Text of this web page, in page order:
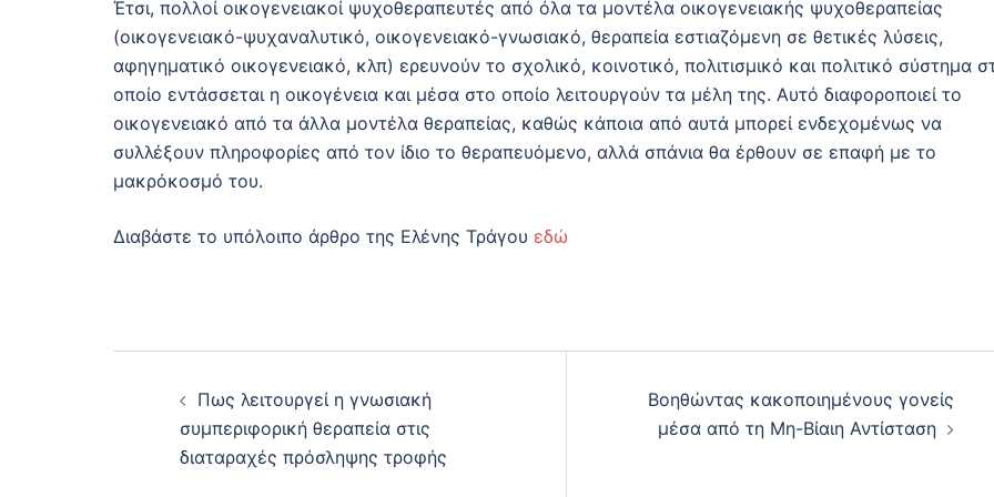
Έτσι, πολλοί οικογενειακοί ψυχοθεραπευτές από όλα τα μοντέλα οικογενειακής ψυχοθεραπείας
(οικογενειακό-ψυχαναλυτικό, οικογενειακό-γνωσιακό, θεραπεία εστιαζόμενη σε θετικές λύσεις,
αφηγηματικό οικογενειακό, κλπ) ερευνούν το σχολικό, κοινοτικό, πολιτισμικό και πολιτικό σύστημα
οποίο εντάσσεται η οικογένεια και μέσα στο οποίο λειτουργούν τα μέλη της. Αυτό διαφοροποιεί το
οικογενειακό από τα άλλα μοντέλα θεραπείας, καθώς κάποια από αυτά μπορεί ενδεχομένως να
συλλέξουν πληροφορίες από τον ίδιο το θεραπευόμενο, αλλά σπάνια θα έρθουν σε επαφή με το
μακρόκοσμό του.
Διαβάστε το υπόλοιπο άρθρο της Ελένης Τράγου εδώ
navigation
Πως λειτουργεί η γνωσιακή
συμπεριφορική θεραπεία στις
διαταραχές πρόσληψης τροφής
Βοηθώντας κακοποιημένους γονείς
μέσα από τη Μη-Βίαιη Αντίσταση